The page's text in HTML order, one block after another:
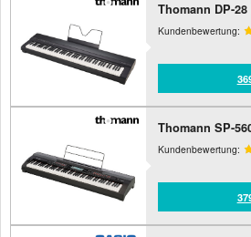
Thomann DP-
Kundenbewertung:
Thomann SP-
Kundenbewertung: